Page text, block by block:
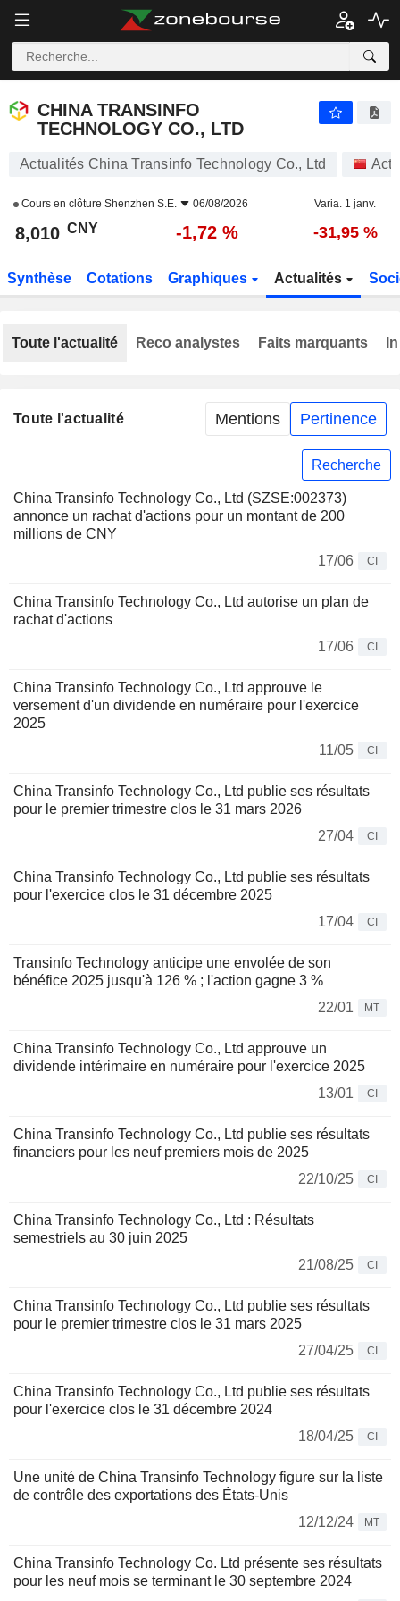
CHINA TRANSINFO
TECHNOLOGY CO., LTD
Actualités China Transinfo Technology Co., Ltd
Cours en clôture Shenzhen S.E. 06/08/2026 Varia. 1 janv.
8,010 CNY -1,72 % -31,95 %
Synthèse Cotations Graphiques Actualités
Toute l'actualité Mentions Pertinence
Recherche
China Transinfo Technology Co., Ltd (SZSE:002373)
annonce un rachat d'actions pour un montant de 200
millions de CNY
17/06
CI
China Transinfo Technology Co., Ltd autorise un plan de
rachat d'actions
17/06
CI
China Transinfo Technology Co., Ltd approuve le
versement d'un dividende en numéraire pour l'exercice
2025
11/05
CI
China Transinfo Technology Co., Ltd publie ses résultats
pour le premier trimestre clos le 31 mars 2026
27/04
CI
China Transinfo Technology Co., Ltd publie ses résultats
pour l'exercice clos le 31 décembre 2025
17/04
CI
Transinfo Technology anticipe une envolée de son
bénéfice 2025 jusqu'à 126 % ; l'action gagne 3 %
22/01
MT
China Transinfo Technology Co., Ltd approuve un
dividende intérimaire en numéraire pour l'exercice 2025
13/01
CI
China Transinfo Technology Co., Ltd publie ses résultats
financiers pour les neuf premiers mois de 2025
22/10/25
CI
China Transinfo Technology Co., Ltd : Résultats
semestriels au 30 juin 2025
21/08/25
CI
China Transinfo Technology Co., Ltd publie ses résultats
pour le premier trimestre clos le 31 mars 2025
27/04/25
CI
China Transinfo Technology Co., Ltd publie ses résultats
pour l'exercice clos le 31 décembre 2024
18/04/25
CI
Une unité de China Transinfo Technology figure sur la liste
de contrôle des exportations des États-Unis
12/12/24
MT
China Transinfo Technology Co. Ltd présente ses résultats
pour les neuf mois se terminant le 30 septembre 2024
Toute l'actualité Reco analystes Faits marquants